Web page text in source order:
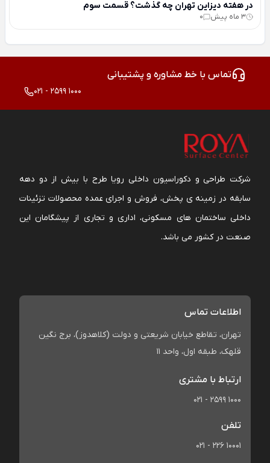
در هفته دیزاین تهران چه گذشت؟ قسمت سوم
3 ماه پیش 0
تماس با خط مشاوره و پشتیبانی
021 - 2599 1000
شرکت طراحی و دکوراسیون داخلی رویا طرح با بیش از دو دهه
سابقه در زمینه ی پخش، فروش و اجرای عمده محصولات تزئینات
داخلی ساختمان های مسکونی، اداری و تجاری از پیشگامان این
صنعت در کشور می باشد.
اطلاعات تماس
تهران، تقاطع خیابان شریعتی و دولت (کلاهدوز)، برج نگین
قلهک، طبقه اول، واحد 11
ارتباط با مشتری
021 - 2599 1000
تلفن
021 - 226 10001